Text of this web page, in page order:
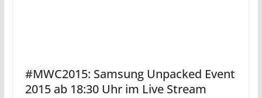
#MWC2015: Samsung Unpacked Event
2015 ab 18:30 Uhr im Live Stream